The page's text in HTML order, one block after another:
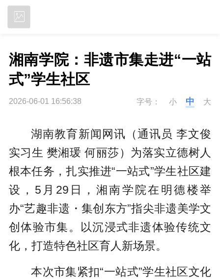
湘南学院：非遗市集走进“一站
式”学生社区
2026-06-01 16:56:38 字号： 小 中 大
湖南教育新闻网讯（通讯员 李文俊
实习生 樊湘瑗 何丽莎）为落实立德树人
根本任务，扎实推进“一站式”学生社区建
设，5月29日，湘南学院在明德楼举
办“艺趣非遗・集创东方”指尖非遗美学文
创体验市集。以沉浸式非遗体验传统文
化，打造特色社区育人新场景。
本次市集紧扣“一站式”学生社区文化